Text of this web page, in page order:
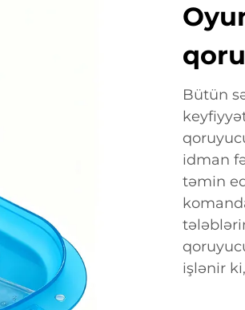
Bütün
idman
təmin
işlənir